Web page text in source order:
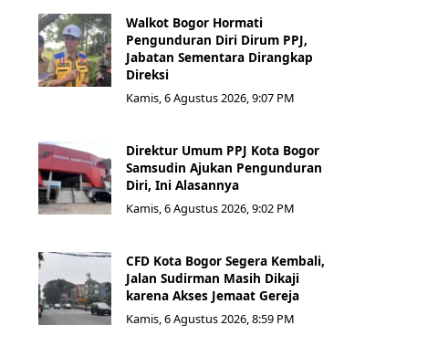
Walkot Bogor Hormati
Pengunduran Diri Dirum PPJ,
Jabatan Sementara Dirangkap
Direksi
Kamis, 6 Agustus 2026, 9:07 PM
Direktur Umum PPJ Kota Bogor
Samsudin Ajukan Pengunduran
Diri, Ini Alasannya
Kamis, 6 Agustus 2026, 9:02 PM
CFD Kota Bogor Segera Kembali,
Jalan Sudirman Masih Dikaji
karena Akses Jemaat Gereja
Kamis, 6 Agustus 2026, 8:59 PM